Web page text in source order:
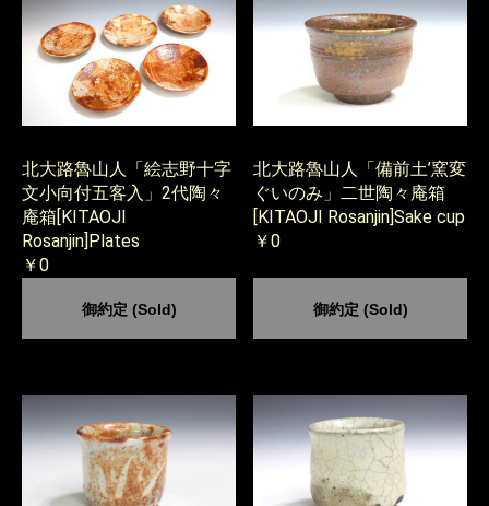
北大路魯山人「絵志野十字
文小向付五客入」2代陶々
庵箱[KITAOJI
Rosanjin]Plates
￥0
御約定 (Sold)
北大路魯山人「備前土’窯変
ぐいのみ」二世陶々庵箱
[KITAOJI Rosanjin]Sake cup
￥0
御約定 (Sold)